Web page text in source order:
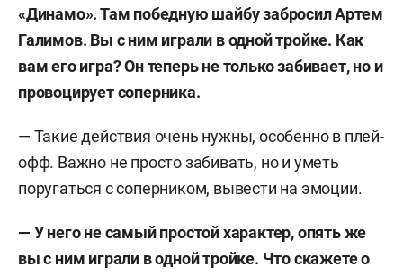
«Динамо». Там победную шайбу забросил Артем
Галимов. Вы с ним играли в одной тройке. Как
вам его игра? Он теперь не только забивает, но и
провоцирует соперника.
— Такие действия очень нужны, особенно в плей-
офф. Важно не просто забивать, но и уметь
поругаться с соперником, вывести на эмоции.
— У него не самый простой характер, опять же
вы с ним играли в одной тройке. Что скажете о